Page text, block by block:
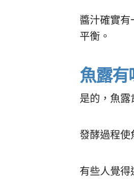
醬汁確實有
平衡。
魚露有
是的，魚露
發酵過程使
有些人覺得